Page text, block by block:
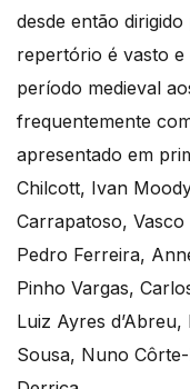
desde então
repertório é vasto
período medieval
frequentemente
apresentado em
Chilcott, Ivan
Carrapatoso,
Pedro Ferreira,
Pinho Vargas,
Luiz Ayres
Sousa, Nuno